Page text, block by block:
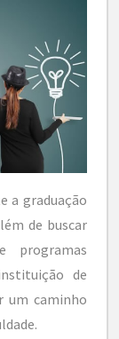
a graduação
de buscar
programas
de
um caminho